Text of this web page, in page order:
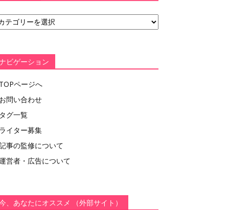
ビゲーション
TOPページへ
お問い合わせ
タグ一覧
ライター募集
事の監修について
営者・広告について
、あなたにオススメ （外部サイト）